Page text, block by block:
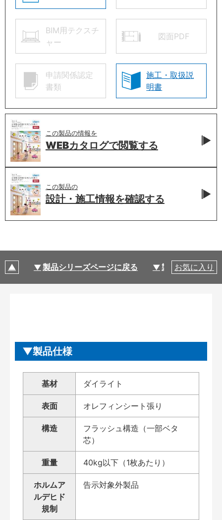
BIM用テクスチ
ャー
図面PDF
申請関係認定
書類
施工・取扱説
明書
この製品の情報を
WEBカタログで閲覧する
この製品の
設計・施工情報を確認する
製品シリーズページに戻る 製品仕様
お気に入り
製品仕様
基材 ダイライト
表面 オレフィンシート張り
構造
フラッシュ構造（一部ベタ
芯）
重量 40kg以下（1枚あたり）
ホルムア
ルデヒド
規制
告示対象外製品